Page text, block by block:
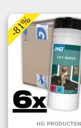
-81%
HG PRODUCTEN